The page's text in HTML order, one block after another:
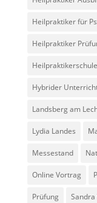
Heilpraktiker für
Heilpraktiker
Hybrider
Landsberg am
Lydia Landes
Messestand
Online Vortrag
Prüfung